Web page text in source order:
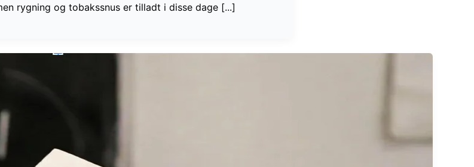
rygning og tobakssnus er tilladt i disse dage [...]